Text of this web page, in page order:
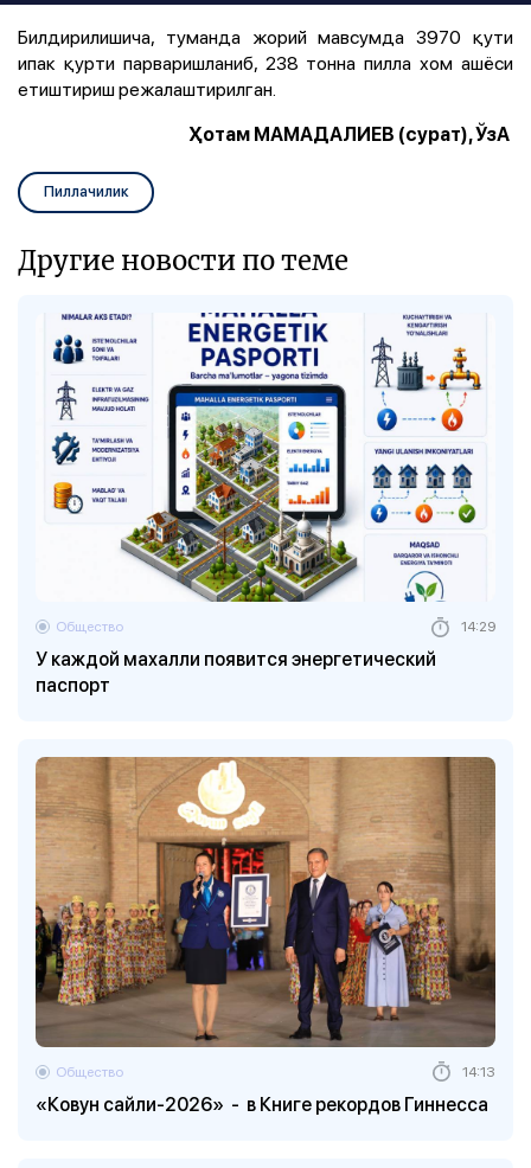
Билдирилишича, туманда жорий мавсумда 3970 қути
ипак қурти парваришланиб, 238 тонна пилла хом ашёси
етиштириш режалаштирилган.
Ҳотам МАМАДАЛИЕВ (сурат), ЎзА
Пиллачилик
Другие новости по теме
У каждой махалли появится энергетический
паспорт
Общество 14:29
«Ковун сайли-2026» - в Книге рекордов Гиннесса
Общество 14:13